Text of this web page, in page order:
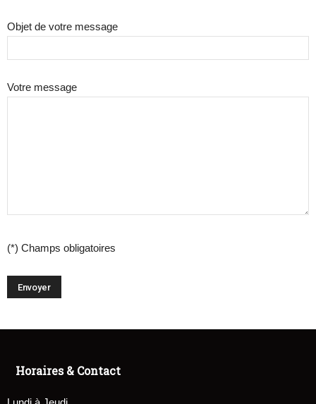
Objet de votre message
Votre message
(*) Champs obligatoires
Horaires & Contact